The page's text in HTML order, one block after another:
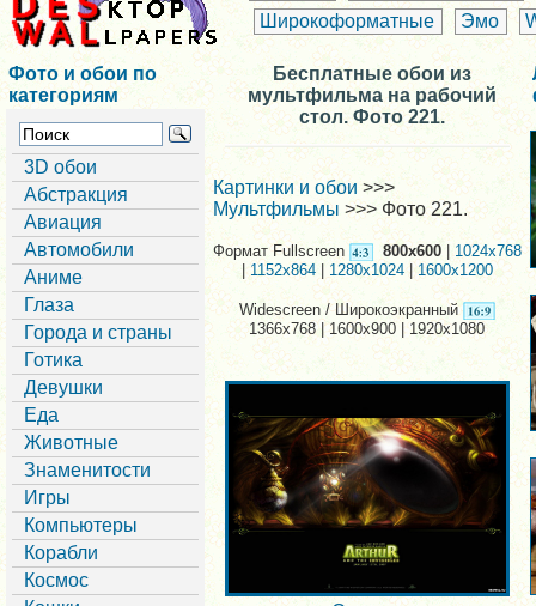
Широкоформатные
Эмо
Фото и обои по
категориям
3D обои
Абстракция
Авиация
Автомобили
Аниме
Глаза
Города и страны
Готика
Девушки
Еда
Животные
Знаменитости
Игры
Компьютеры
Корабли
Космос
Бесплатные обои из
мультфильма на рабочий
стол. Фото 221.
Картинки и обои >>>
Мультфильмы >>> Фото 221.
Формат Fullscreen 800x600
1024x768
1152x864 1280x1024 |1600x1200
Widescreen / Широкоэкранный
1366x768 | 1600x900 | 1920x1080